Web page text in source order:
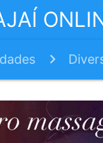
bom primeiro